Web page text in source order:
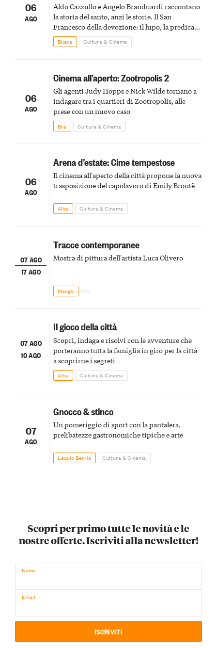
06
AGO
Aldo Cazzullo e Angelo Branduardi raccontano
la storia del santo, anzi le storie. Il San
Francesco della devozione: il lupo, la predica
agli uccelli, le stimmate
Busca Cultura & Cinema
06
AGO
Cinema all’aperto: Zootropolis 2
Gli agenti Judy Hopps e Nick Wilde tornano a
indagare tra i quartieri di Zootropolis, alle
prese con un nuovo caso
Bra Cultura & Cinema
06
AGO
Arena d’estate: Cime tempestose
Il cinema all'aperto della città propone la nuova
trasposizione del capolavoro di Emily Brontë
Alba Cultura & Cinema
07 AGO
17 AGO
Tracce contemporanee
Mostra di pittura dell'artista Luca Olivero
Mango
07 AGO
10 AGO
Il gioco della città
Scopri, indaga e risolvi con le avventure che
porteranno tutta la famiglia in giro per la città
a scoprirne i segreti
Alba Cultura & Cinema
07
AGO
Gnocco & stinco
Un pomeriggio di sport con la pantalera,
prelibatezze gastronomiche tipiche e arte
Lequio Berria Cultura & Cinema
Scopri per primo tutte le novità e le
nostre offerte. Iscriviti alla newsletter!
Nome
Email